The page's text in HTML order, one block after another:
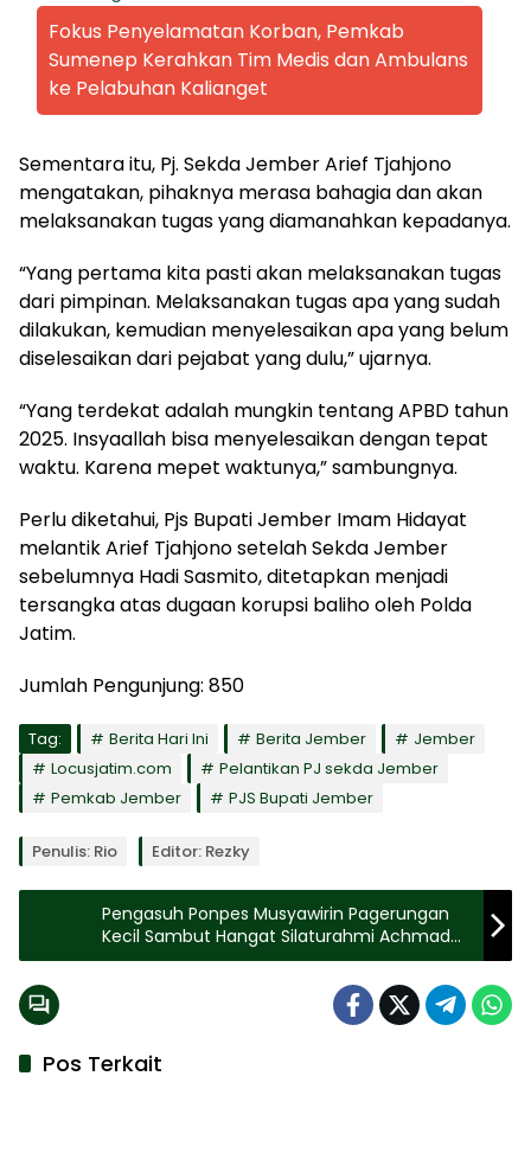
Fokus Penyelamatan Korban, Pemkab
Sumenep Kerahkan Tim Medis dan Ambulans
ke Pelabuhan Kalianget
Sementara itu, Pj. Sekda Jember Arief Tjahjono
mengatakan, pihaknya merasa bahagia dan akan
melaksanakan tugas yang diamanahkan kepadanya.
“Yang pertama kita pasti akan melaksanakan tugas
dari pimpinan. Melaksanakan tugas apa yang sudah
dilakukan, kemudian menyelesaikan apa yang belum
diselesaikan dari pejabat yang dulu,” ujarnya.
“Yang terdekat adalah mungkin tentang APBD tahun
2025. Insyaallah bisa menyelesaikan dengan tepat
waktu. Karena mepet waktunya,” sambungnya.
Perlu diketahui, Pjs Bupati Jember Imam Hidayat
melantik Arief Tjahjono setelah Sekda Jember
sebelumnya Hadi Sasmito, ditetapkan menjadi
tersangka atas dugaan korupsi baliho oleh Polda
Jatim.
Jumlah Pengunjung: 850
Tag: Berita Hari Ini Berita Jember
Jember
Locusjatim.com
Pelantikan PJ sekda Jember
Pemkab Jember
PJS Bupati Jember
Penulis: Rio Editor: Rezky
Pengasuh Ponpes Musyawirin Pagerungan
Kecil Sambut Hangat Silaturahmi Achmad
Fauzi
Pos Terkait